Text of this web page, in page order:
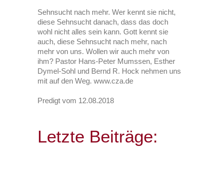
Sehnsucht nach mehr. Wer kennt sie nicht,
diese Sehnsucht danach, dass das doch
wohl nicht alles sein kann. Gott kennt sie
auch, diese Sehnsucht nach mehr, nach
mehr von uns. Wollen wir auch mehr von
ihm? Pastor Hans-Peter Mumssen, Esther
Dymel-Sohl und Bernd R. Hock nehmen uns
mit auf den Weg. www.cza.de
Predigt vom 12.08.2018
Letzte Beiträge: